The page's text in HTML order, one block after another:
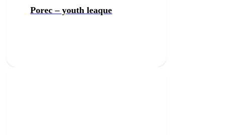
Porec – youth leaque